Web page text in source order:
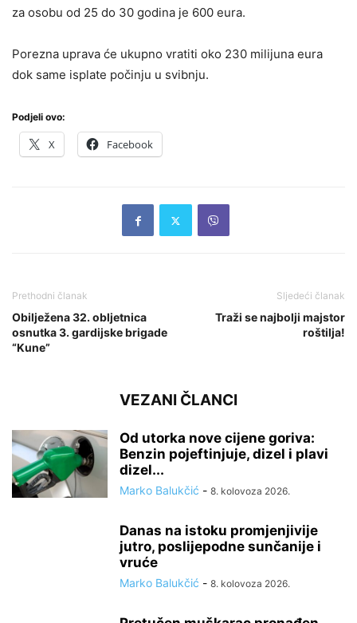
za osobu od 25 do 30 godina je 600 eura.
Porezna uprava će ukupno vratiti oko 230 milijuna eura
dok same isplate počinju u svibnju.
Podjeli ovo:
X Facebook
Prethodni članak
Obilježena 32. obljetnica
osnutka 3. gardijske brigade
“Kune”
Sljedeći članak
Traži se najbolji majstor
roštilja!
VEZANI ČLANCI
Od utorka nove cijene goriva:
Benzin pojeftinjuje, dizel i plavi
dizel...
Marko Balukčić - 8. kolovoza 2026.
Danas na istoku promjenjivije
jutro, poslijepodne sunčanije i
vruće
Marko Balukčić - 8. kolovoza 2026.